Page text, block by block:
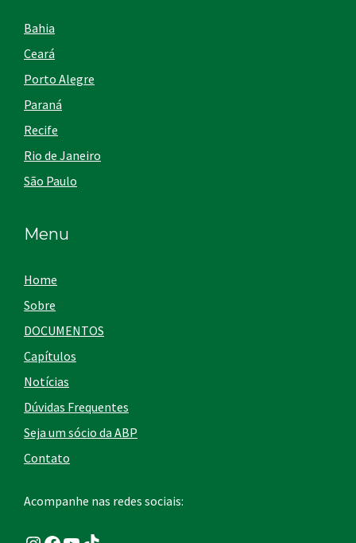
Bahia
Ceará
Porto Alegre
Paraná
Recife
Rio de Janeiro
São Paulo
Menu
Home
Sobre
DOCUMENTOS
Capítulos
Notícias
Dúvidas Frequentes
Seja um sócio da ABP
Contato
Acompanhe nas redes sociais: